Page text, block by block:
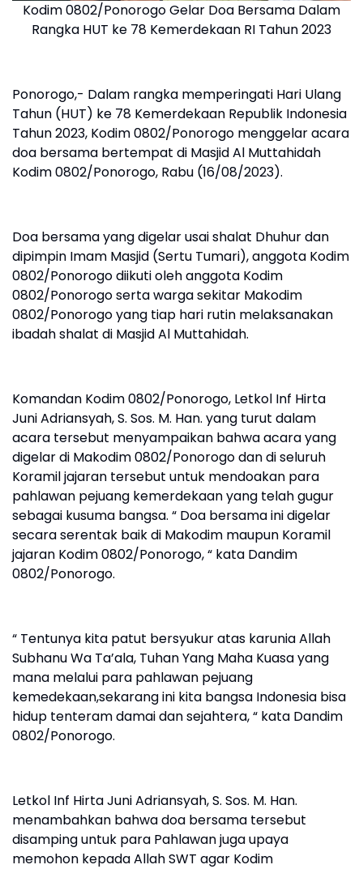
Kodim 0802/Ponorogo Gelar Doa Bersama Dalam
Rangka HUT ke 78 Kemerdekaan RI Tahun 2023
Ponorogo,- Dalam rangka memperingati Hari Ulang
Tahun (HUT) ke 78 Kemerdekaan Republik Indonesia
Tahun 2023, Kodim 0802/Ponorogo menggelar acara
doa bersama bertempat di Masjid Al Muttahidah
Kodim 0802/Ponorogo, Rabu (16/08/2023).
Doa bersama yang digelar usai shalat Dhuhur dan
dipimpin Imam Masjid (Sertu Tumari), anggota Kodim
0802/Ponorogo diikuti oleh anggota Kodim
0802/Ponorogo serta warga sekitar Makodim
0802/Ponorogo yang tiap hari rutin melaksanakan
ibadah shalat di Masjid Al Muttahidah.
Komandan Kodim 0802/Ponorogo, Letkol Inf Hirta
Juni Adriansyah, S. Sos. M. Han. yang turut dalam
acara tersebut menyampaikan bahwa acara yang
digelar di Makodim 0802/Ponorogo dan di seluruh
Koramil jajaran tersebut untuk mendoakan para
pahlawan pejuang kemerdekaan yang telah gugur
sebagai kusuma bangsa. “ Doa bersama ini digelar
secara serentak baik di Makodim maupun Koramil
jajaran Kodim 0802/Ponorogo, “ kata Dandim
0802/Ponorogo.
“ Tentunya kita patut bersyukur atas karunia Allah
Subhanu Wa Ta’ala, Tuhan Yang Maha Kuasa yang
mana melalui para pahlawan pejuang
kemedekaan,sekarang ini kita bangsa Indonesia bisa
hidup tenteram damai dan sejahtera, “ kata Dandim
0802/Ponorogo.
Letkol Inf Hirta Juni Adriansyah, S. Sos. M. Han.
menambahkan bahwa doa bersama tersebut
disamping untuk para Pahlawan juga upaya
memohon kepada Allah SWT agar Kodim